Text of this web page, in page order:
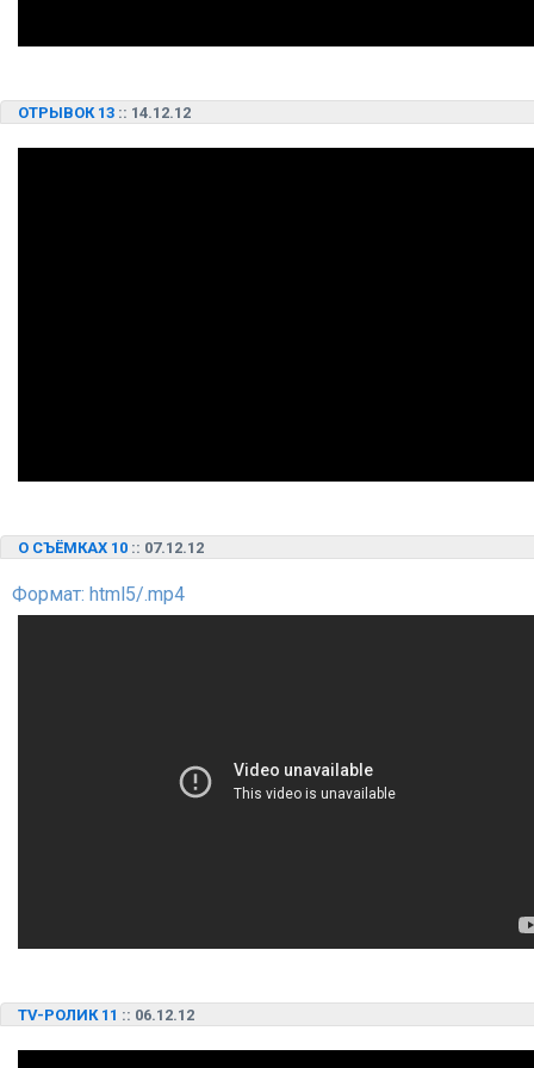
ОТРЫВОК 13 :: 14.12.12
О СЪЁМКАХ 10 :: 07.12.12
Формат: html5/.mp4
TV-РОЛИК 11 :: 06.12.12